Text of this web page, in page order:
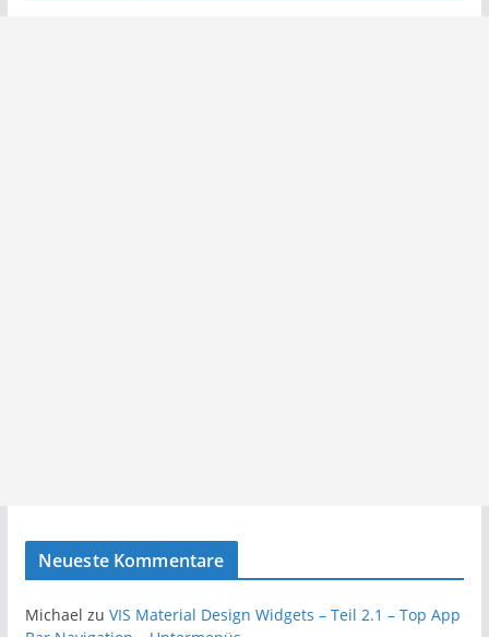
Neueste Kommentare
Michael zu VIS Material Design Widgets – Teil 2.1 – Top App